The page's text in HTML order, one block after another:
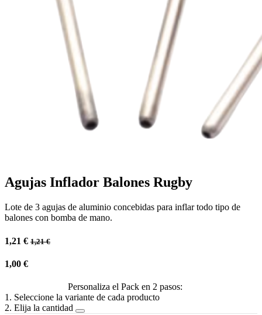
Agujas Inflador Balones Rugby
Lote de 3 agujas de aluminio concebidas para inflar todo tipo de
balones con bomba de mano.
1,21 € 1,21€
1,00 €
Personaliza el Pack en 2 pasos:
1. Seleccione la variante de cada producto
2. Elija la cantidad